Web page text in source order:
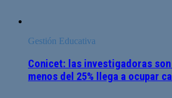
Gestión Educativa
Conicet: las investigadoras
menos del 25% llega a ocupar